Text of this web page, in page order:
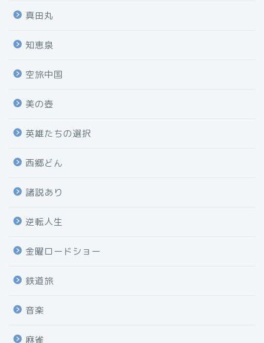
真田丸
知恵泉
空旅中国
美の壺
英雄たちの選択
西郷どん
諸説あり
逆転人生
金曜ロードショー
鉄道旅
音楽
麻雀